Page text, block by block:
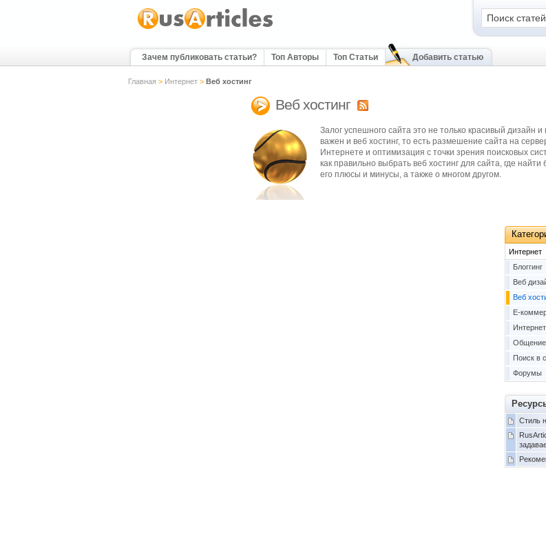
Зачем публиковать статьи? Топ Авторы Топ Статьи Добавить статью
Главная > Интернет> Веб хостинг
Веб хостинг
Залог успешного сайта это не только красивый
важен и веб хостинг, то есть размешение сайта на
Интернете и оптимизация с точки зрения поисковых
как правильно выбрать веб хостинг для сайта, где
его плюсы и минусы, а также о многом другом.
Интернет
Блоггинг
Веб
Веб
Е-
Общение
Поиск в
Форумы
Стиль